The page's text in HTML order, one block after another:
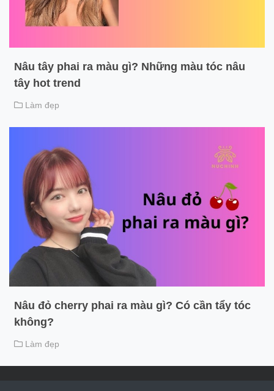
Nâu tây phai ra màu gì? Những màu tóc nâu
tây hot trend
Làm đẹp
Nâu đỏ cherry phai ra màu gì? Có cần tẩy tóc
không?
Làm đẹp